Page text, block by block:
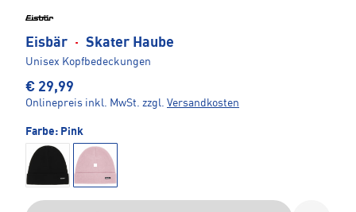
Eisbär · Skater Haube
Unisex Kopfbedeckungen
€ 29,99
Onlinepreis inkl. MwSt. zzgl. Versandkosten
Farbe: Pink